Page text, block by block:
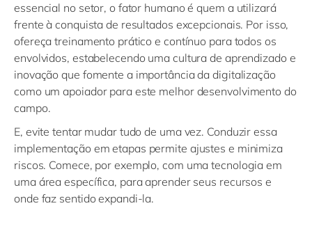
essencial no setor, o fator humano é quem a utilizará
frente à conquista de resultados excepcionais. Por isso,
ofereça treinamento prático e contínuo para todos os
envolvidos, estabelecendo uma cultura de aprendizado e
inovação que fomente a importância da digitalização
como um apoiador para este melhor desenvolvimento do
campo.
E, evite tentar mudar tudo de uma vez. Conduzir essa
implementação em etapas permite ajustes e minimiza
riscos. Comece, por exemplo, com uma tecnologia em
uma área específica, para aprender seus recursos e
onde faz sentido expandi-la.